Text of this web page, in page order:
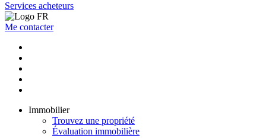
Services acheteurs
Me contacter
Immobilier
Trouvez une propriété
Évaluation immobilière